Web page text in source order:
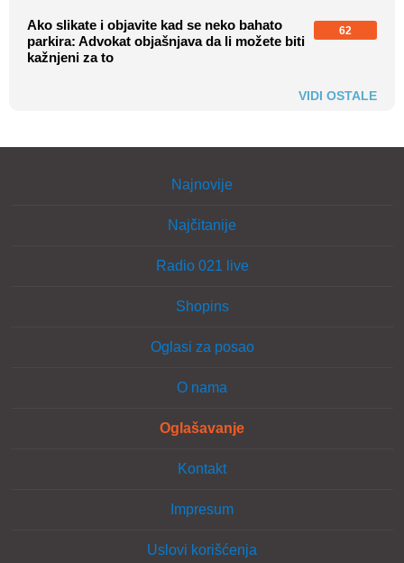
Ako slikate i objavite kad se neko bahato
parkira: Advokat objašnjava da li možete biti
kažnjeni za to
62
VIDI OSTALE
Najnovije
Najčitanije
Radio 021 live
Shopins
Oglasi za posao
O nama
Oglašavanje
Kontakt
Impresum
Uslovi korišćenja